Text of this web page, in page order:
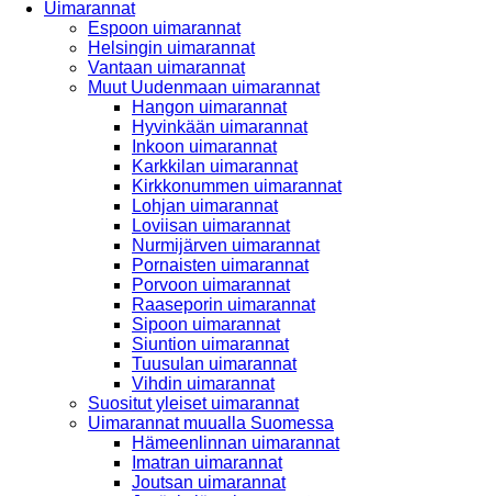
Uimarannat
Espoon uimarannat
Helsingin uimarannat
Vantaan uimarannat
Muut Uudenmaan uimarannat
Hangon uimarannat
Hyvinkään uimarannat
Inkoon uimarannat
Karkkilan uimarannat
Kirkkonummen uimarannat
Lohjan uimarannat
Loviisan uimarannat
Nurmijärven uimarannat
Pornaisten uimarannat
Porvoon uimarannat
Raaseporin uimarannat
Sipoon uimarannat
Siuntion uimarannat
Tuusulan uimarannat
Vihdin uimarannat
Suositut yleiset uimarannat
Uimarannat muualla Suomessa
Hämeenlinnan uimarannat
Imatran uimarannat
Joutsan uimarannat